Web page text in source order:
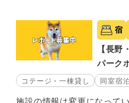
宿
【長
パーク
コテージ・一棟貸し 同室宿